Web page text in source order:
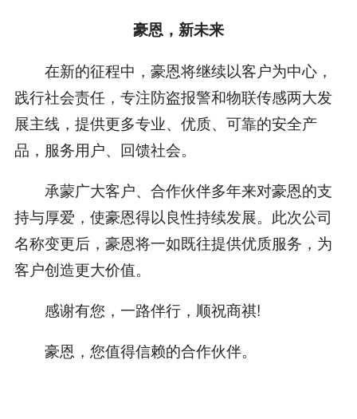
豪恩，新未来
在新的征程中，豪恩将继续以客户为中心，
践行社会责任，专注防盗报警和物联传感两大发
展主线，提供更多专业、优质、可靠的安全产
品，服务用户、回馈社会。
承蒙广大客户、合作伙伴多年来对豪恩的支
持与厚爱，使豪恩得以良性持续发展。此次公司
名称变更后，豪恩将一如既往提供优质服务，为
客户创造更大价值。
感谢有您，一路伴行，顺祝商祺!
豪恩，您值得信赖的合作伙伴。